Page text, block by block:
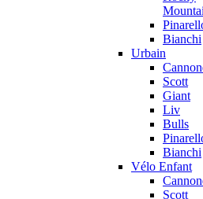
Bianchi
Urbain
Scott
Giant
Liv
Bulls
Bianchi
Vélo Enfant
Scott